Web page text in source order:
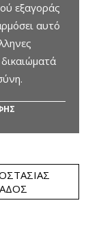
εξαγοράς
αυτό